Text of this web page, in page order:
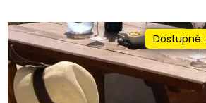
Dostupné: